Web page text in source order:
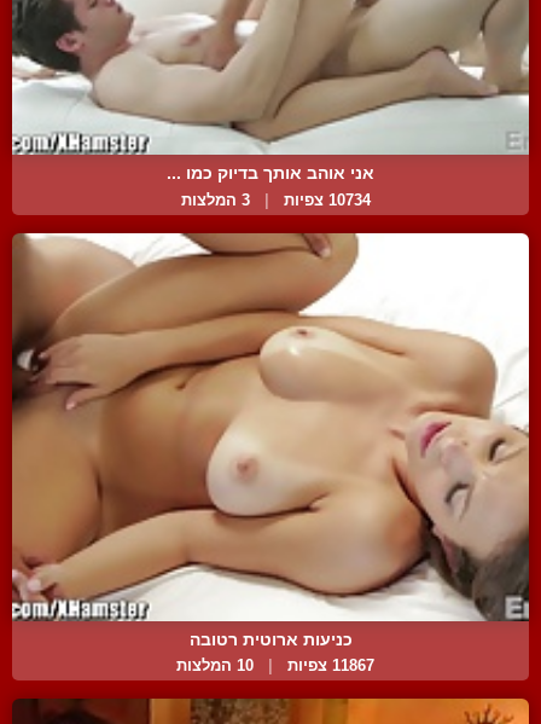
אני אוהב אותך בדיוק כמו ...
10734 צפיות | 3 המלצות
כניעות ארוטית רטובה
11867 צפיות 10 המלצות